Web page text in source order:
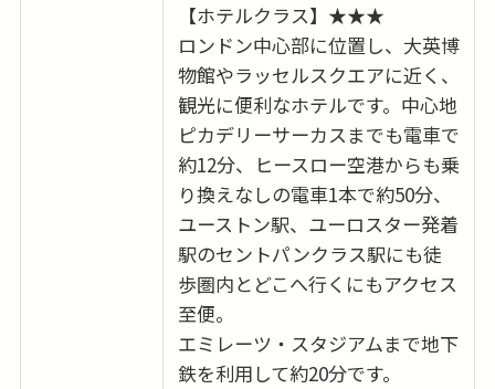
【ホテルクラス】★★★
ロンドン中心部に位置し、大英博
物館やラッセルスクエアに近く、
観光に便利なホテルです。中心地
ピカデリーサーカスまでも電車で
約12分、ヒースロー空港からも乗
り換えなしの電車1本で約50分、
ユーストン駅、ユーロスター発着
駅のセントパンクラス駅にも徒
歩圏内とどこへ行くにもアクセス
至便。
エミレーツ・スタジアムまで地下
鉄を利用して約20分です。